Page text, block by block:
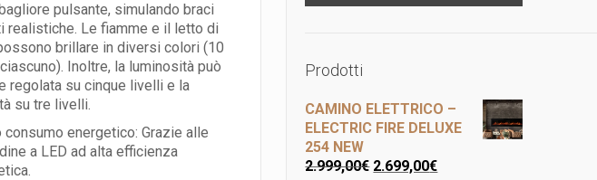
pulsante, simulando braci
realistiche. Le fiamme e il letto di
brillare in diversi colori (10
Inoltre, la luminosità può
regolata su cinque livelli e la
su tre livelli.
consumo energetico: Grazie alle
a LED ad alta efficienza
Prodotti
CAMINO ELETTRICO –
ELECTRIC FIRE DELUXE
254 NEW
2.999,00€ 2.699,00€